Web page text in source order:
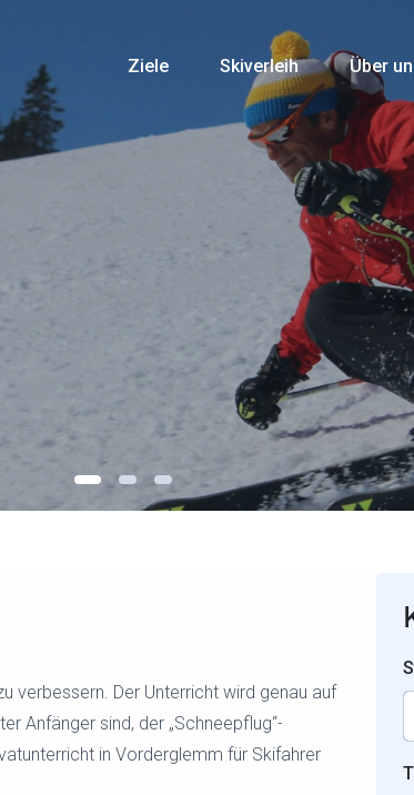
Ziele Skiverleih Über
verbessern. Der Unterricht wird genau auf
Anfänger sind, der „Schneepflug“-
in Vorderglemm für Skifahrer